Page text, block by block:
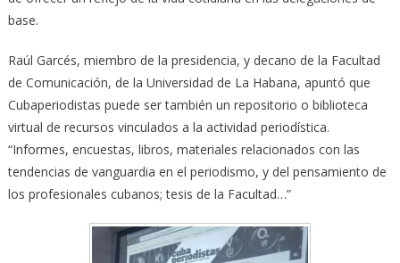
base.
Raúl Garcés, miembro de la presidencia, y decano de la Facultad
de Comunicación, de la Universidad de La Habana, apuntó que
Cubaperiodistas puede ser también un repositorio o biblioteca
virtual de recursos vinculados a la actividad periodística.
“Informes, encuestas, libros, materiales relacionados con las
tendencias de vanguardia en el periodismo, y del pensamiento de
los profesionales cubanos; tesis de la Facultad…”